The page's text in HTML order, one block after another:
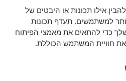
אילו תכונות או היבטים של
למשתמשים. תעדף תכונות
כדי להתאים את מאמצי הפיתוח
חוויית המשתמש הכוללת.